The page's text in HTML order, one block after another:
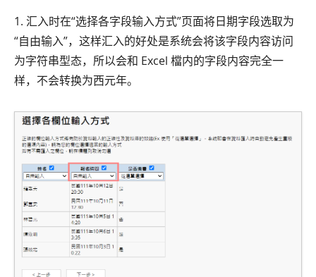
1. 汇入时在“选择各字段输入方式”页面将日期字段选取为
“自由输入”，这样汇入的好处是系统会将该字段内容访问
为字符串型态，所以会和 Excel 檔内的字段内容完全一
样，不会转换为西元年。